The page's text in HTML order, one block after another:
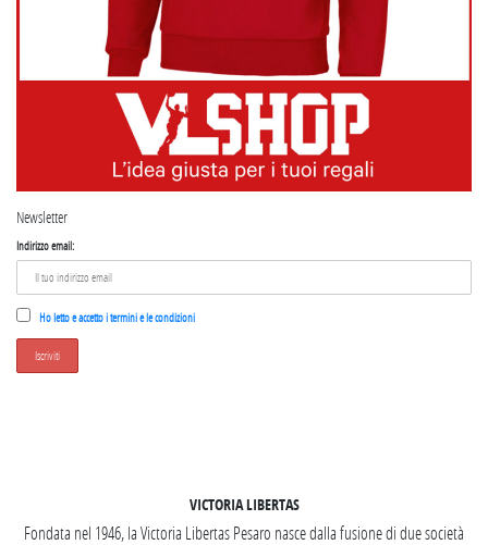
Newsletter
Indirizzo email:
Ho letto e accetto i termini e le condizioni
VICTORIA LIBERTAS
Fondata nel 1946, la Victoria Libertas Pesaro nasce dalla fusione di due società